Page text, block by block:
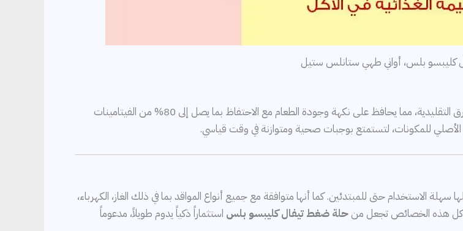
كليبسو بلس، أواني طهي ستانلس ستيل
ستختبر طهي أسرع بمرتين مقارنة بالطرق التقليدية، مما يحافظ على نكهة وجودة الطعام مع الاحتفاظ بما يصل إلى 80% من الفيتامينات
الأصلي للمكونات، لتستمتع بوجبات صحية ومتوازنة في وقت قياسي.
سهلة الاستخدام حتى للمبتدئين. كما أنها متوافقة مع جميع أنواع المواقد بما في ذلك الغاز، الكهرباء،
كل هذه الخصائص تجعل من حلة ضغط تيفال كليبسو بلس استثماراً ذكياً يدوم طويلاً، مدعوماً